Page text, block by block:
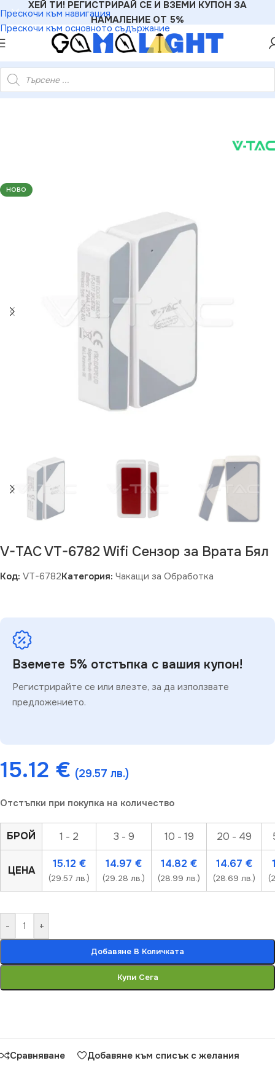
Прескочи към навигация
Прескочи към основното съдържание
ХЕЙ ТИ! РЕГИСТРИРАЙ СЕ И ВЗЕМИ КУПОН ЗА
НАМАЛЕНИЕ ОТ 5%
за Обработка»V-TAC VT-6782 Wifi Сензор за Врата Бял
НОВО
V-TAC VT-6782 Wifi Сензор за Врата Бял
Код: VT-6782Категория: Чакащи за Обработка
Вземете 5% отстъпка с вашия купон!
Регистрирайте се или влезте, за да използвате
предложението.
15.12 € (29.57 лв.)
Отстъпки при покупка на количество
БРОЙ 1 - 2 3 - 9 10 - 19 20 - 49
ЦЕНА
15.12 €
(29.57 лв.)
14.97 €
(29.28 лв.)
14.82 €
(28.99 лв.)
14.67 €
(28.69 лв.)
- +
Добавяне В Количката
Купи Сега
Сравняване Добавяне към списък с желания